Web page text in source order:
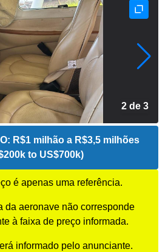
2 de 3
R$1 milhão a R$3,5 milhões
to US$700k)
é apenas uma referência.
da aeronave não corresponde
à faixa de preço informada.
informado pelo anunciante.